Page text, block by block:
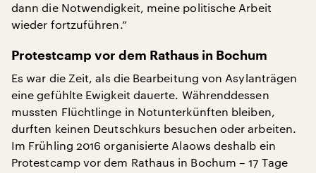
dann die Notwendigkeit, meine politische Arbeit
wieder fortzuführen.“
Protestcamp vor dem Rathaus in Bochum
Es war die Zeit, als die Bearbeitung von Asylanträgen
eine gefühlte Ewigkeit dauerte. Währenddessen
mussten Flüchtlinge in Notunterkünften bleiben,
durften keinen Deutschkurs besuchen oder arbeiten.
Im Frühling 2016 organisierte Alaows deshalb ein
Protestcamp vor dem Rathaus in Bochum – 17 Tage